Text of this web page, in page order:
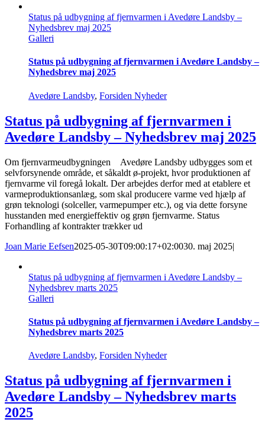
Status på udbygning af fjernvarmen i Avedøre Landsby –
Nyhedsbrev maj 2025
Galleri
Status på udbygning af fjernvarmen i Avedøre Landsby –
Nyhedsbrev maj 2025
Avedøre Landsby, Forsiden Nyheder
Status på udbygning af fjernvarmen i
Avedøre Landsby – Nyhedsbrev maj 2025
Om fjernvarmeudbygningen Avedøre Landsby udbygges som et
selvforsynende område, et såkaldt ø-projekt, hvor produktionen af
fjernvarme vil foregå lokalt. Der arbejdes derfor med at etablere et
varmeproduktionsanlæg, som skal producere varme ved hjælp af
grøn teknologi (solceller, varmepumper etc.), og via dette forsyne
husstanden med energieffektiv og grøn fjernvarme. Status
Forhandling af kontrakter trækker ud
Joan Marie Eefsen2025-05-30T09:00:17+02:0030. maj 2025|
Status på udbygning af fjernvarmen i Avedøre Landsby –
Nyhedsbrev marts 2025
Galleri
Status på udbygning af fjernvarmen i Avedøre Landsby –
Nyhedsbrev marts 2025
Avedøre Landsby, Forsiden Nyheder
Status på udbygning af fjernvarmen i
Avedøre Landsby – Nyhedsbrev marts
2025